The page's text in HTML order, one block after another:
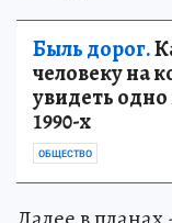
Быль дорог.
человеку на
увидеть
1990-х
ОБЩЕСТВО